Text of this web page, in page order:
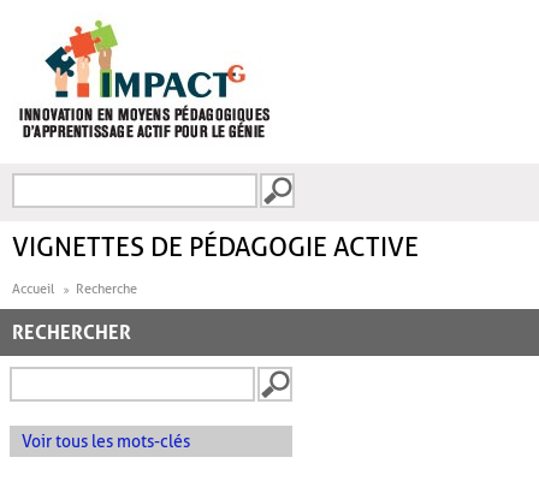
FORMULAIRE DE
VIGNETTES DE PÉDAGOGIE ACTIVE
Accueil Recherche
RECHERCHER
Voir tous les mots-clés